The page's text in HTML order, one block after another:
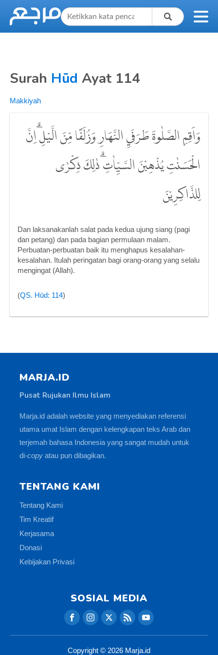
Surah Hūd Ayat 114
Makkiyah
وَاَقِمِ الصَّلٰوةَ طَرَفَيِ النَّهَارِ وَزُلَفًا مِّنَ الَّيْلِ ۗاِنَّ
الْحَسَنٰتِ يُذْهِبْنَ السَّيِّاٰتِۗ ذٰلِكَ ذِكْرٰى
لِلذَّاكِرِيْنَ
Dan laksanakanlah salat pada kedua ujung siang (pagi
dan petang) dan pada bagian permulaan malam.
Perbuatan-perbuatan baik itu menghapus kesalahan-
kesalahan. Itulah peringatan bagi orang-orang yang selalu
mengingat (Allah).
(QS. Hūd: 114)
MARJA.ID
Pusat Rujukan Ilmu Islam
Marja.id adalah website yang menyediakan referensi
utama umat Islam dengan kelengkapan teks Arab dan
terjemah bahasa Indonesia yang sangat mudah untuk
di-copy atau pun dibagikan.
TENTANG KAMI
Tentang Kami
Tim Kreatif
Kerjasama
Donasi
Kebijakan Privasi
SOSIAL MEDIA
Copyright © 2026 Marja.id